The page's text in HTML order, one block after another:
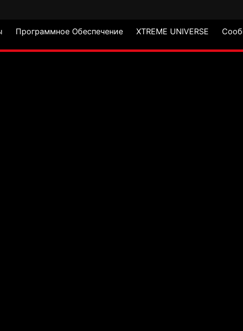
Программное Обеспечение XTREME UNIVERSE